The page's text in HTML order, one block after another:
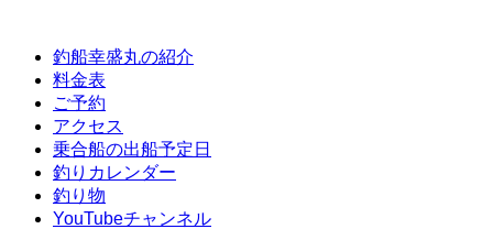
釣船幸盛丸の紹介
料金表
ご予約
アクセス
乗合船の出船予定日
釣りカレンダー
釣り物
YouTubeチャンネル